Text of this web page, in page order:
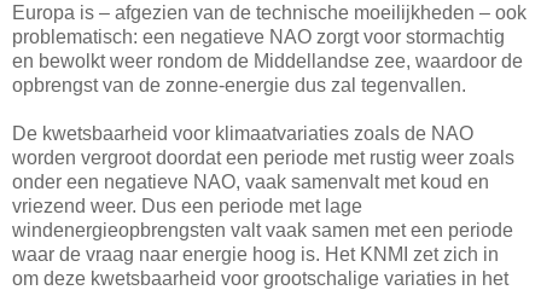
Europa is – afgezien van de technische moeilijkheden – ook
problematisch: een negatieve NAO zorgt voor stormachtig
en bewolkt weer rondom de Middellandse zee, waardoor de
opbrengst van de zonne-energie dus zal tegenvallen.
De kwetsbaarheid voor klimaatvariaties zoals de NAO
worden vergroot doordat een periode met rustig weer zoals
onder een negatieve NAO, vaak samenvalt met koud en
vriezend weer. Dus een periode met lage
windenergieopbrengsten valt vaak samen met een periode
waar de vraag naar energie hoog is. Het KNMI zet zich in
om deze kwetsbaarheid voor grootschalige variaties in het